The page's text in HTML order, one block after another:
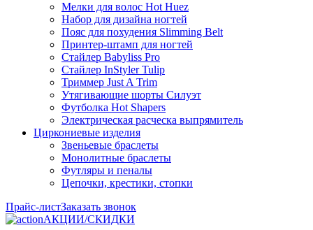
Мелки для волос Hot Huez
Набор для дизайна ногтей
Пояс для похудения Slimming Belt
Принтер-штамп для ногтей
Стайлер Babyliss Pro
Стайлер InStyler Tulip
Триммер Just A Trim
Утягивающие шорты Силуэт
Футболка Hot Shapers
Электрическая расческа выпрямитель
Циркониевые изделия
Звеньевые браслеты
Монолитные браслеты
Футляры и пеналы
Цепочки, крестики, стопки
Прайс-листЗаказать звонок
АКЦИИ/СКИДКИ